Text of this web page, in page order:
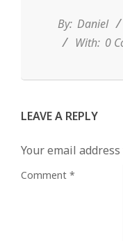
14
By: Daniel
With: 0
LEAVE A REPLY
Your email
Comment *